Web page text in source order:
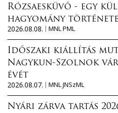
Rózsaesküvő - egy
hagyomány története
2026.08.08.
MNL PML
Időszaki kiállítás
Nagykun-Szolnok
évét
2026.08.07.
MNL JNSzML
Nyári zárva tartás